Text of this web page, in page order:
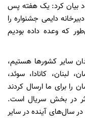
بیان کرد: یک هفته پس
دایمی جشنواره را
که وعده داده بودیم
سایر کشورها هستیم،
لبنان، کانادا، سوئد،
را برای ما ارسال کردند
363 اثر در بخش مستند و 17 اثر در بخش سریال است.
در سال‌های آینده در سایر